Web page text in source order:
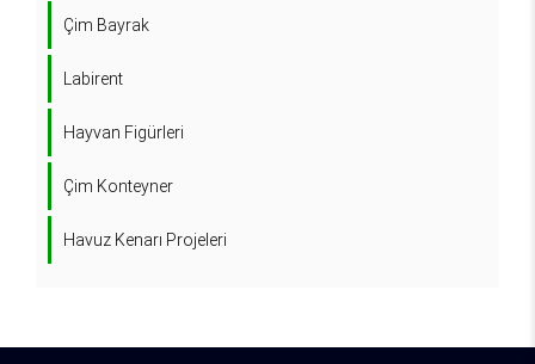
Çim Bayrak
Labirent
Hayvan Figürleri
Çim Konteyner
Havuz Kenarı Projeleri